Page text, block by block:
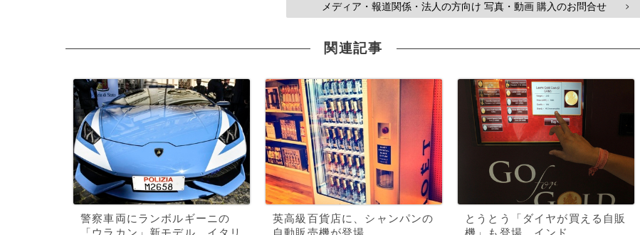
メディア・報道関係・法人の方向け 写真・動画 購入のお問合せ >
関連記事
警察車両にランボルギーニの
英高級百貨店に、シャンパンの
とうとう「ダイヤが買える自販